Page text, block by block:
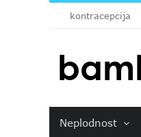
kontracepcija
Neplodnost